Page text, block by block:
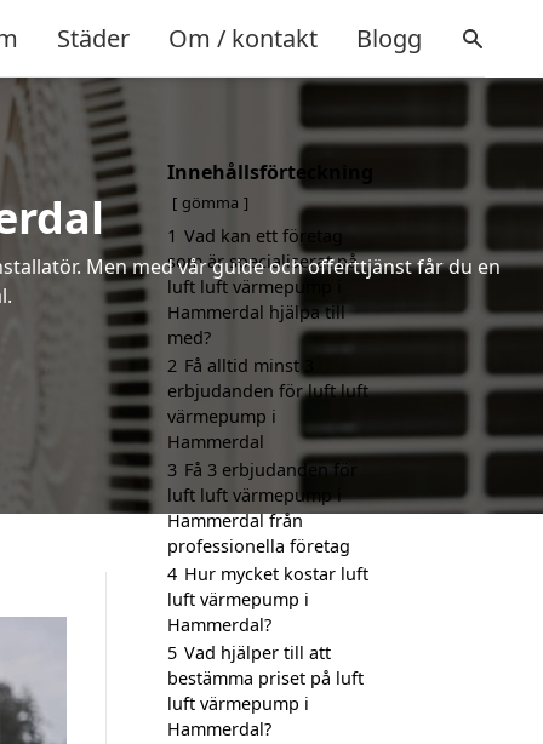
Städer Om / kontakt Blogg
Men med vår guide och offerttjänst får du en
Innehållsförteckning
gömma
1 Vad kan ett företag
som är specialiserat på
luft luft värmepump i
Hammerdal hjälpa till
med?
2 Få alltid minst 3
erbjudanden för luft luft
värmepump i
Hammerdal
3 Få 3 erbjudanden för
luft luft värmepump i
Hammerdal från
professionella företag
4 Hur mycket kostar luft
luft värmepump i
Hammerdal?
5 Vad hjälper till att
bestämma priset på luft
luft värmepump i
Hammerdal?